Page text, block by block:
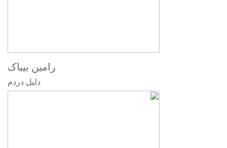
رامین بیباک
دلیل دردم